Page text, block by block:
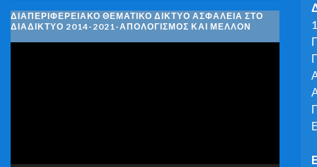
ΔΙΑΠΕΡΙΦΕΡΕΙΑΚΌ ΘΕΜΑΤΙΚΌ ΔΊΚΤΥΟ ΑΣΦΆΛΕΙΑ ΣΤΟ
ΔΙΑΔΊΚΤΥΟ 2014-2021-ΑΠΟΛΟΓΙΣΜΌΣ ΚΑΙ ΜΈΛΛΟΝ